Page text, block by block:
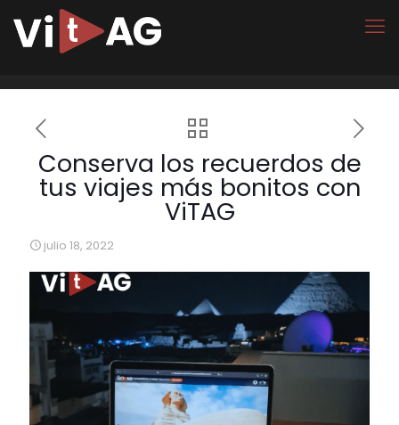
Conserva los recuerdos de
tus viajes más bonitos con
ViTAG
julio 18, 2022